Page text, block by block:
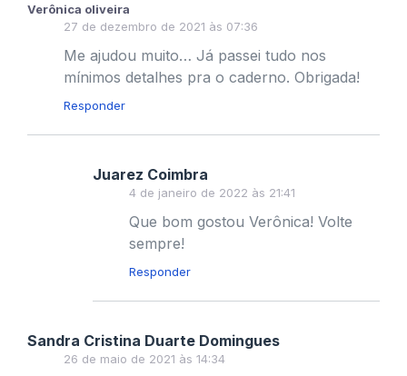
Verônica oliveira
27 de dezembro de 2021 às 07:36
Me ajudou muito… Já passei tudo nos
mínimos detalhes pra o caderno. Obrigada!
Responder
Juarez Coimbra
4 de janeiro de 2022 às 21:41
Que bom gostou Verônica! Volte
sempre!
Responder
Sandra Cristina Duarte Domingues
26 de maio de 2021 às 14:34